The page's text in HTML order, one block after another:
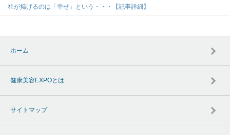
社が掲げるのは「幸せ」という・・・【記事詳細】
ホーム
健康美容EXPOとは
サイトマップ